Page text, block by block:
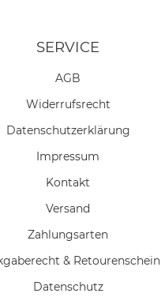
SERVICE
AGB
Widerrufs­recht
Daten­schutz­erklärung
Impressum
Kontakt
Versand
Zahlungsarten
& Retourenschein
Datenschutz